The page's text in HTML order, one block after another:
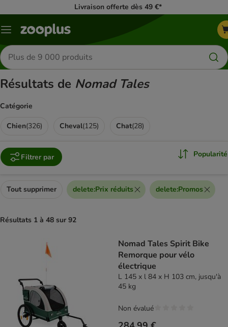
Livraison offerte dès 49 €*
Menu
Rechercher
des
produits
Résultats de Nomad Tales
Catégorie
Chien(326) Cheval(125) Chat(28)
Filtrer par Popularité
Tout supprimer delete:Prix réduits delete:Promos
Résultats 1 à 48 sur 92
Nomad Tales Spirit Bike
Remorque pour vélo
électrique
L 145 x l 84 x H 103 cm, jusqu'à
45 kg
Non évalué